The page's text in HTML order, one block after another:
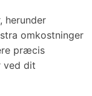
herunder
omkostninger
præcis
ved dit